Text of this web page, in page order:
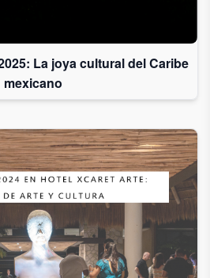
La joya cultural del Caribe
mexicano